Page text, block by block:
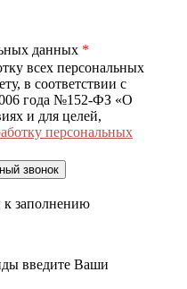
данных *
всех персональных
в соответствии с
года №152-ФЗ «О
и для целей,
персональных
к заполнению
введите Ваши